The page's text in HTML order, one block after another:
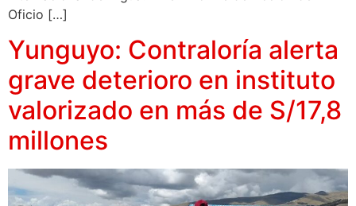
Oficio […]
Yunguyo: Contraloría alerta
grave deterioro en instituto
valorizado en más de S/17,8
millones